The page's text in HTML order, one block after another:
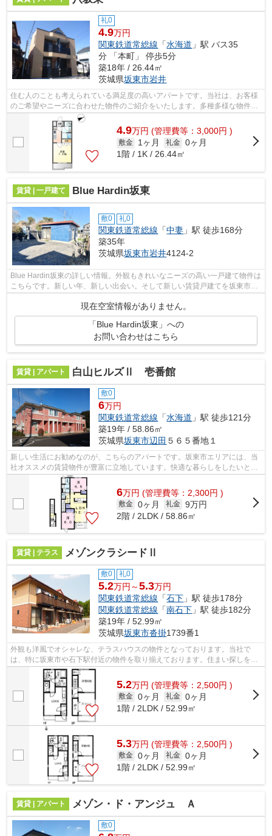
礼0
4.9万円
関東鉄道常総線 「水海道 」駅 バス35
分 「本町」 停歩5分
築18年 / 26.44㎡
茨城県坂東市岩井
住む人のことも考えられている満足度の高いアパートです。当社は、お客様
のご希望やニーズに合わせた物件のご紹介をいたします。多種多様な物件情
報を取り扱っておりますので、お気軽...
4.9万円 (管理費等：3,000円 )
敷金 1ヶ月 礼金 0ヶ月
1階 / 1K / 26.44㎡
賃貸 | 一戸建て Blue Hardin坂東
敷0 礼0
関東鉄道常総線 「中妻 」駅 徒歩168分
築35年
茨城県坂東市岩井4124-2
Blue Hardin坂東の詳しい情報。外観もきれいなニーズの高い一戸建て物件は
こちらです。新しい年、新しい出会い。そして新しい賃貸戸建てを坂東市エ
現在空室情報がありません。
「Blue Hardin坂東」への
お問い合わせはこちら
賃貸 | アパート 白山ヒルズⅡ 壱番館
敷0
6万円
関東鉄道常総線 「水海道 」駅 徒歩121分
築19年 / 58.86㎡
茨城県坂東市辺田 ５６５番地１
新しい生活にお勧めなのが、こちらのアパートです。坂東市エリアには、当
社オススメの賃貸物件が豊富に立地しています。快適な暮らしをしたいとお
考えでしたら、ぜひ当社へご連絡下さい。
6万円 (管理費等：2,300円 )
敷金 0ヶ月 礼金 9万円
2階 / 2LDK / 58.86㎡
賃貸 | テラス メゾンクラシードⅡ
敷0 礼0
5.2万円～5.3万円
関東鉄道常総線 「石下 」駅 徒歩178分
関東鉄道常総線 「南石下 」駅 徒歩182分
築19年 / 52.99㎡
茨城県坂東市沓掛1739番1
外観も洋風でオシャレな、テラスハウスの物件となっております。当社で
は、特に坂東市や石下駅付近の物件を取り揃えております。住まい探しをす
るのであれば、是非お任せください。
5.2万円 (管理費等：2,500円 )
敷金 0ヶ月 礼金 0ヶ月
1階 / 2LDK / 52.99㎡
5.3万円 (管理費等：2,500円 )
敷金 0ヶ月 礼金 0ヶ月
1階 / 2LDK / 52.99㎡
賃貸 | アパート メゾン・ド・アンジュ Ａ
敷0